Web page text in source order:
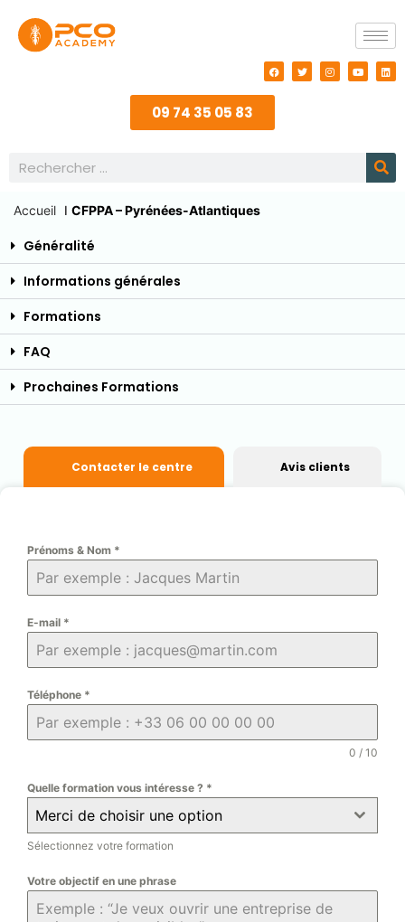
09 74 35 05 83
Accueil I CFPPA – Pyrénées-Atlantiques
Généralité
Informations générales
Formations
FAQ
Prochaines Formations
Contacter le centre Avis clients
Prénoms & Nom *
E-mail *
Téléphone *
0 / 10
Quelle formation vous intéresse ? *
Merci de choisir une option
Sélectionnez votre formation
Votre objectif en une phrase